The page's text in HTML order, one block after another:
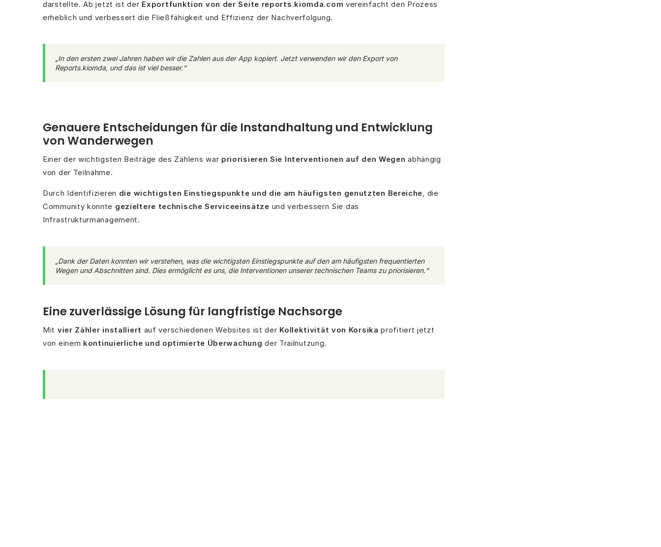
darstellte. Ab jetzt ist der Exportfunktion von der Seite reports.kiomda.com vereinfacht den Prozess
erheblich und verbessert die Fließfähigkeit und Effizienz der Nachverfolgung.
„In den ersten zwei Jahren haben wir die Zahlen aus der App kopiert. Jetzt verwenden wir den Export von
Reports.kiomda, und das ist viel besser.“
Genauere Entscheidungen für die Instandhaltung und Entwicklung
von Wanderwegen
Einer der wichtigsten Beiträge des Zählens war priorisieren Sie Interventionen auf den Wegen abhängig
von der Teilnahme.
Durch Identifizieren die wichtigsten Einstiegspunkte und die am häufigsten genutzten Bereiche, die
Community konnte gezieltere technische Serviceeinsätze und verbessern Sie das
Infrastrukturmanagement.
„Dank der Daten konnten wir verstehen, was die wichtigsten Einstiegspunkte auf den am häufigsten frequentierten
Wegen und Abschnitten sind. Dies ermöglicht es uns, die Interventionen unserer technischen Teams zu priorisieren.“
Eine zuverlässige Lösung für langfristige Nachsorge
Mit vier Zähler installiert auf verschiedenen Websites ist der Kollektivität von Korsika profitiert jetzt
von einem kontinuierliche und optimierte Überwachung der Trailnutzung.